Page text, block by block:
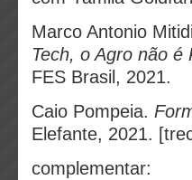
Marco Antonio
Tech, o Agro não é
FES Brasil, 2021.
Caio Pompeia.
Elefante, 2021.
complementar: